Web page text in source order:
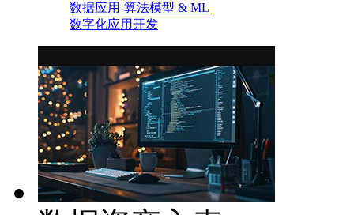
数据应用-算法模型 & ML
数字化应用开发